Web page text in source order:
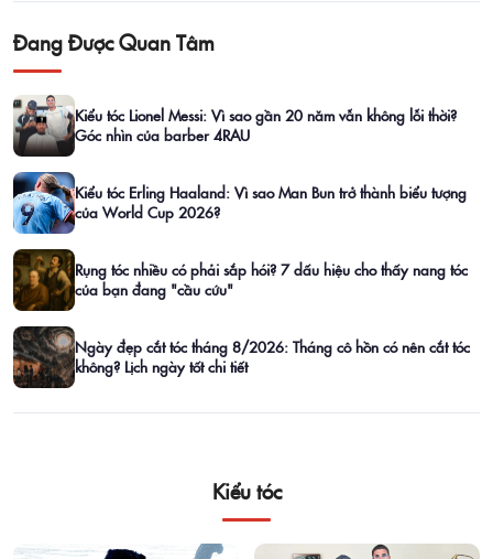
Đang Được Quan Tâm
Kiểu tóc Lionel Messi: Vì sao gần 20 năm vẫn không lỗi thời?
Góc nhìn của barber 4RAU
Kiểu tóc Erling Haaland: Vì sao Man Bun trở thành biểu tượng
của World Cup 2026?
Rụng tóc nhiều có phải sắp hói? 7 dấu hiệu cho thấy nang tóc
của bạn đang "cầu cứu"
Ngày đẹp cắt tóc tháng 8/2026: Tháng cô hồn có nên cắt tóc
không? Lịch ngày tốt chi tiết
Kiểu tóc